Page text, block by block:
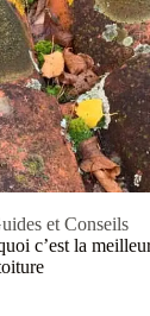
et Conseils
c’est la